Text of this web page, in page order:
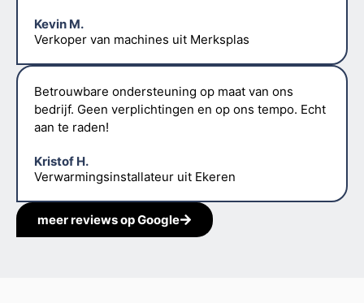
Kevin M.
Verkoper van machines uit Merksplas
Betrouwbare ondersteuning op maat van ons
bedrijf. Geen verplichtingen en op ons tempo. Echt
aan te raden!
Kristof H.
Verwarmingsinstallateur uit Ekeren
meer reviews op Google